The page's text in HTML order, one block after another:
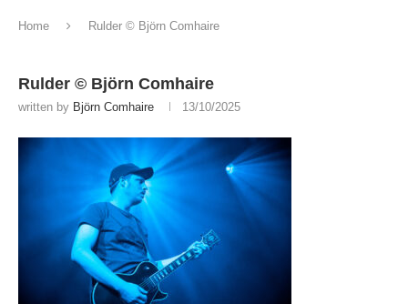
Home Rulder © Björn Comhaire
Rulder © Björn Comhaire
written by Björn Comhaire 13/10/2025